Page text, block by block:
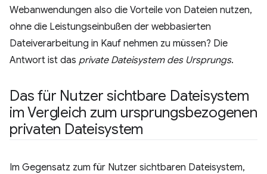
Webanwendungen also die Vorteile von Dateien nutzen,
ohne die Leistungseinbußen der webbasierten
Dateiverarbeitung in Kauf nehmen zu müssen? Die
Antwort ist das private Dateisystem des Ursprungs.
Das für Nutzer sichtbare Dateisystem
im Vergleich zum ursprungsbezogenen
privaten Dateisystem
Im Gegensatz zum für Nutzer sichtbaren Dateisystem,